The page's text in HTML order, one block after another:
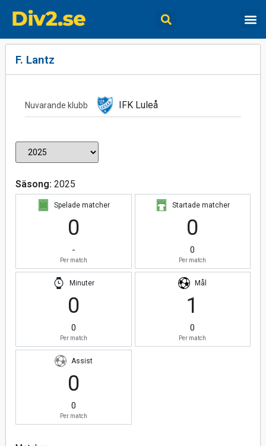
F. Lantz
Nuvarande klubb IFK Luleå
Säsong: 2025
Spelade matcher
0
-
Per match
Startade matcher
0
0
Per match
Minuter
0
0
Per match
Mål
1
0
Per match
Assist
0
0
Per match